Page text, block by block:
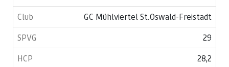
GC Mühlviertel St.Oswald-Freistadt
29
28,2